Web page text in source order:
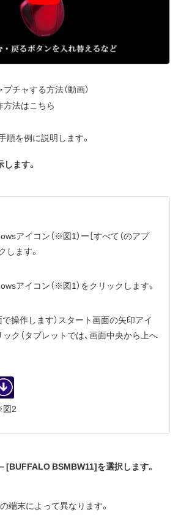
チャする方法（動画）
方法はこちら
順を例に説明します。
ます。
アイコン（※図1）ー［すべて（のアプ
します。
アイコン（※図1）をクリックします。
で操作します）スタート画面の矢印アイ
ック（タブレットでは、画面中央から上へ
2
[BUFFALO BSMBW11]を選択します。
端末によって異なります。